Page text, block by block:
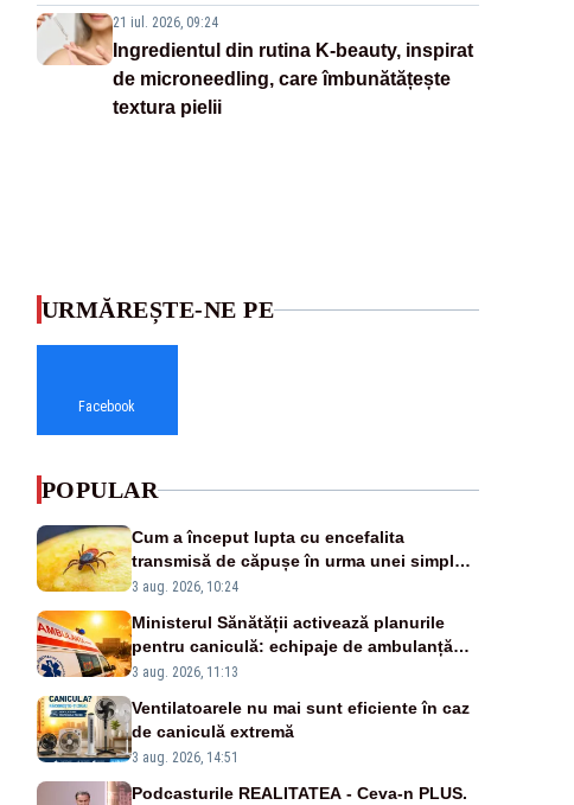
21 iul. 2026, 09:24
Ingredientul din rutina K-beauty, inspirat
de microneedling, care îmbunătățește
textura pielii
URMĂREȘTE-NE PE
Facebook
POPULAR
Cum a început lupta cu encefalita
transmisă de căpușe în urma unei simple
vacanțe
3 aug. 2026, 10:24
Ministerul Sănătății activează planurile
pentru caniculă: echipaje de ambulanță
suplimentate, stocuri de medicamente
publice
3 aug. 2026, 11:13
Ventilatoarele nu mai sunt eficiente în caz
de caniculă extremă
3 aug. 2026, 14:51
Podcasturile REALITATEA - Ceva-n PLUS.